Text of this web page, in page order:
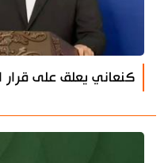
كنعاني يعلق على قرار